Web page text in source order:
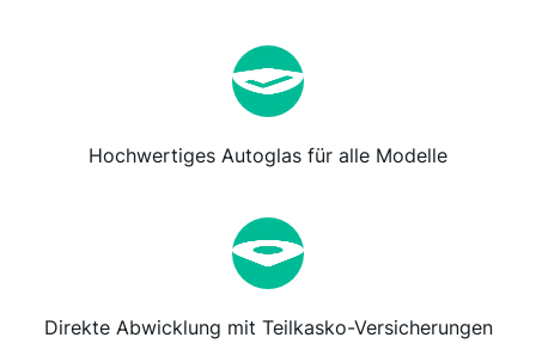
Hochwertiges Autoglas für alle Modelle
Direkte Abwicklung mit Teilkasko-Versicherungen